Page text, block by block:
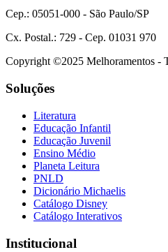
Cep.: 05051-000 - São Paulo/SP
Cx. Postal.: 729 - Cep. 01031 970
Copyright ©2025 Melhoramentos -
Soluções
Literatura
Educação Infantil
Educação Juvenil
Ensino Médio
Planeta Leitura
PNLD
Dicionário Michaelis
Catálogo Disney
Catálogo Interativos
Institucional